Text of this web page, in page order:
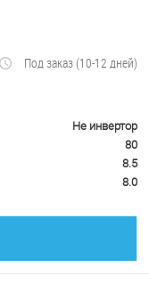
Под заказ (10-12 дней)
Не инвертор
80
8.5
8.0